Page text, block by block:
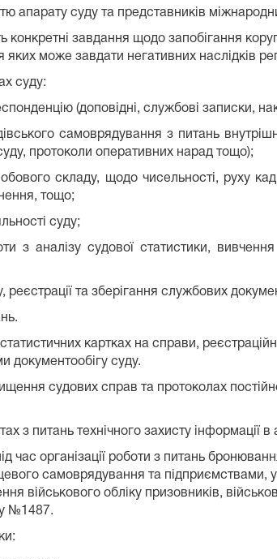
апарату суду та представників
конкретні завдання щодо запобігання
може завдати негативних наслідків
суду:
(доповідні, службові записки,
самоврядування з питань
протоколи оперативних нарад тощо);
складу, щодо чисельності, руху
тощо;
суду;
з аналізу судової статистики,
реєстрації та зберігання службових
картках на справи,
документообігу суду.
судових справ та протоколах
з питань технічного захисту інформації в
час організації роботи з питань
самоврядування та підприємствами,
військового обліку призовників,
№1487.